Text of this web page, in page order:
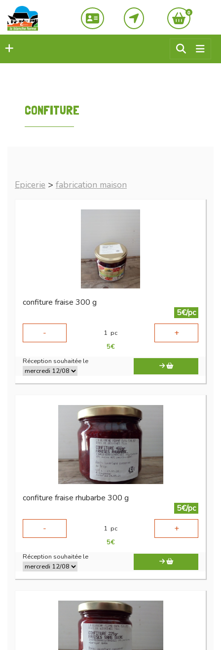
0
CONFITURE
Epicerie > fabrication maison
confiture fraise 300 g
5€/pc
-
1 pc +
5€
Réception souhaitée le
confiture fraise rhubarbe 300 g
5€/pc
-
1 pc +
5€
Réception souhaitée le